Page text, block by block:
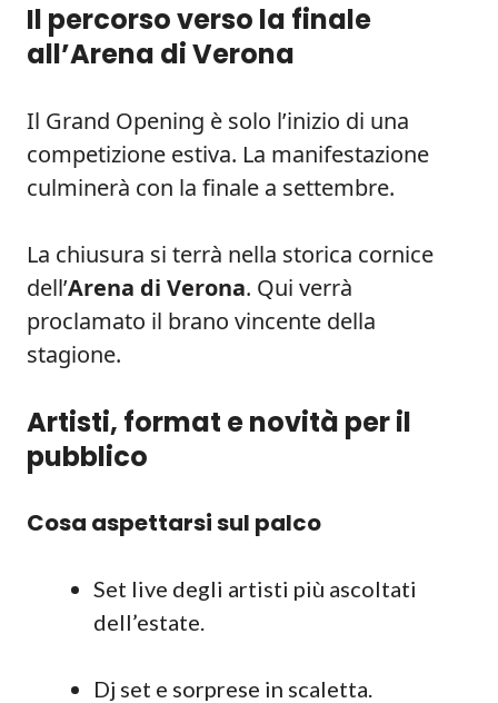
Il percorso verso la finale
all’Arena di Verona
Il Grand Opening è solo l’inizio di una
competizione estiva. La manifestazione
culminerà con la finale a settembre.
La chiusura si terrà nella storica cornice
dell’Arena di Verona. Qui verrà
proclamato il brano vincente della
stagione.
Artisti, format e novità per il
pubblico
Cosa aspettarsi sul palco
Set live degli artisti più ascoltati
dell’estate.
Dj set e sorprese in scaletta.